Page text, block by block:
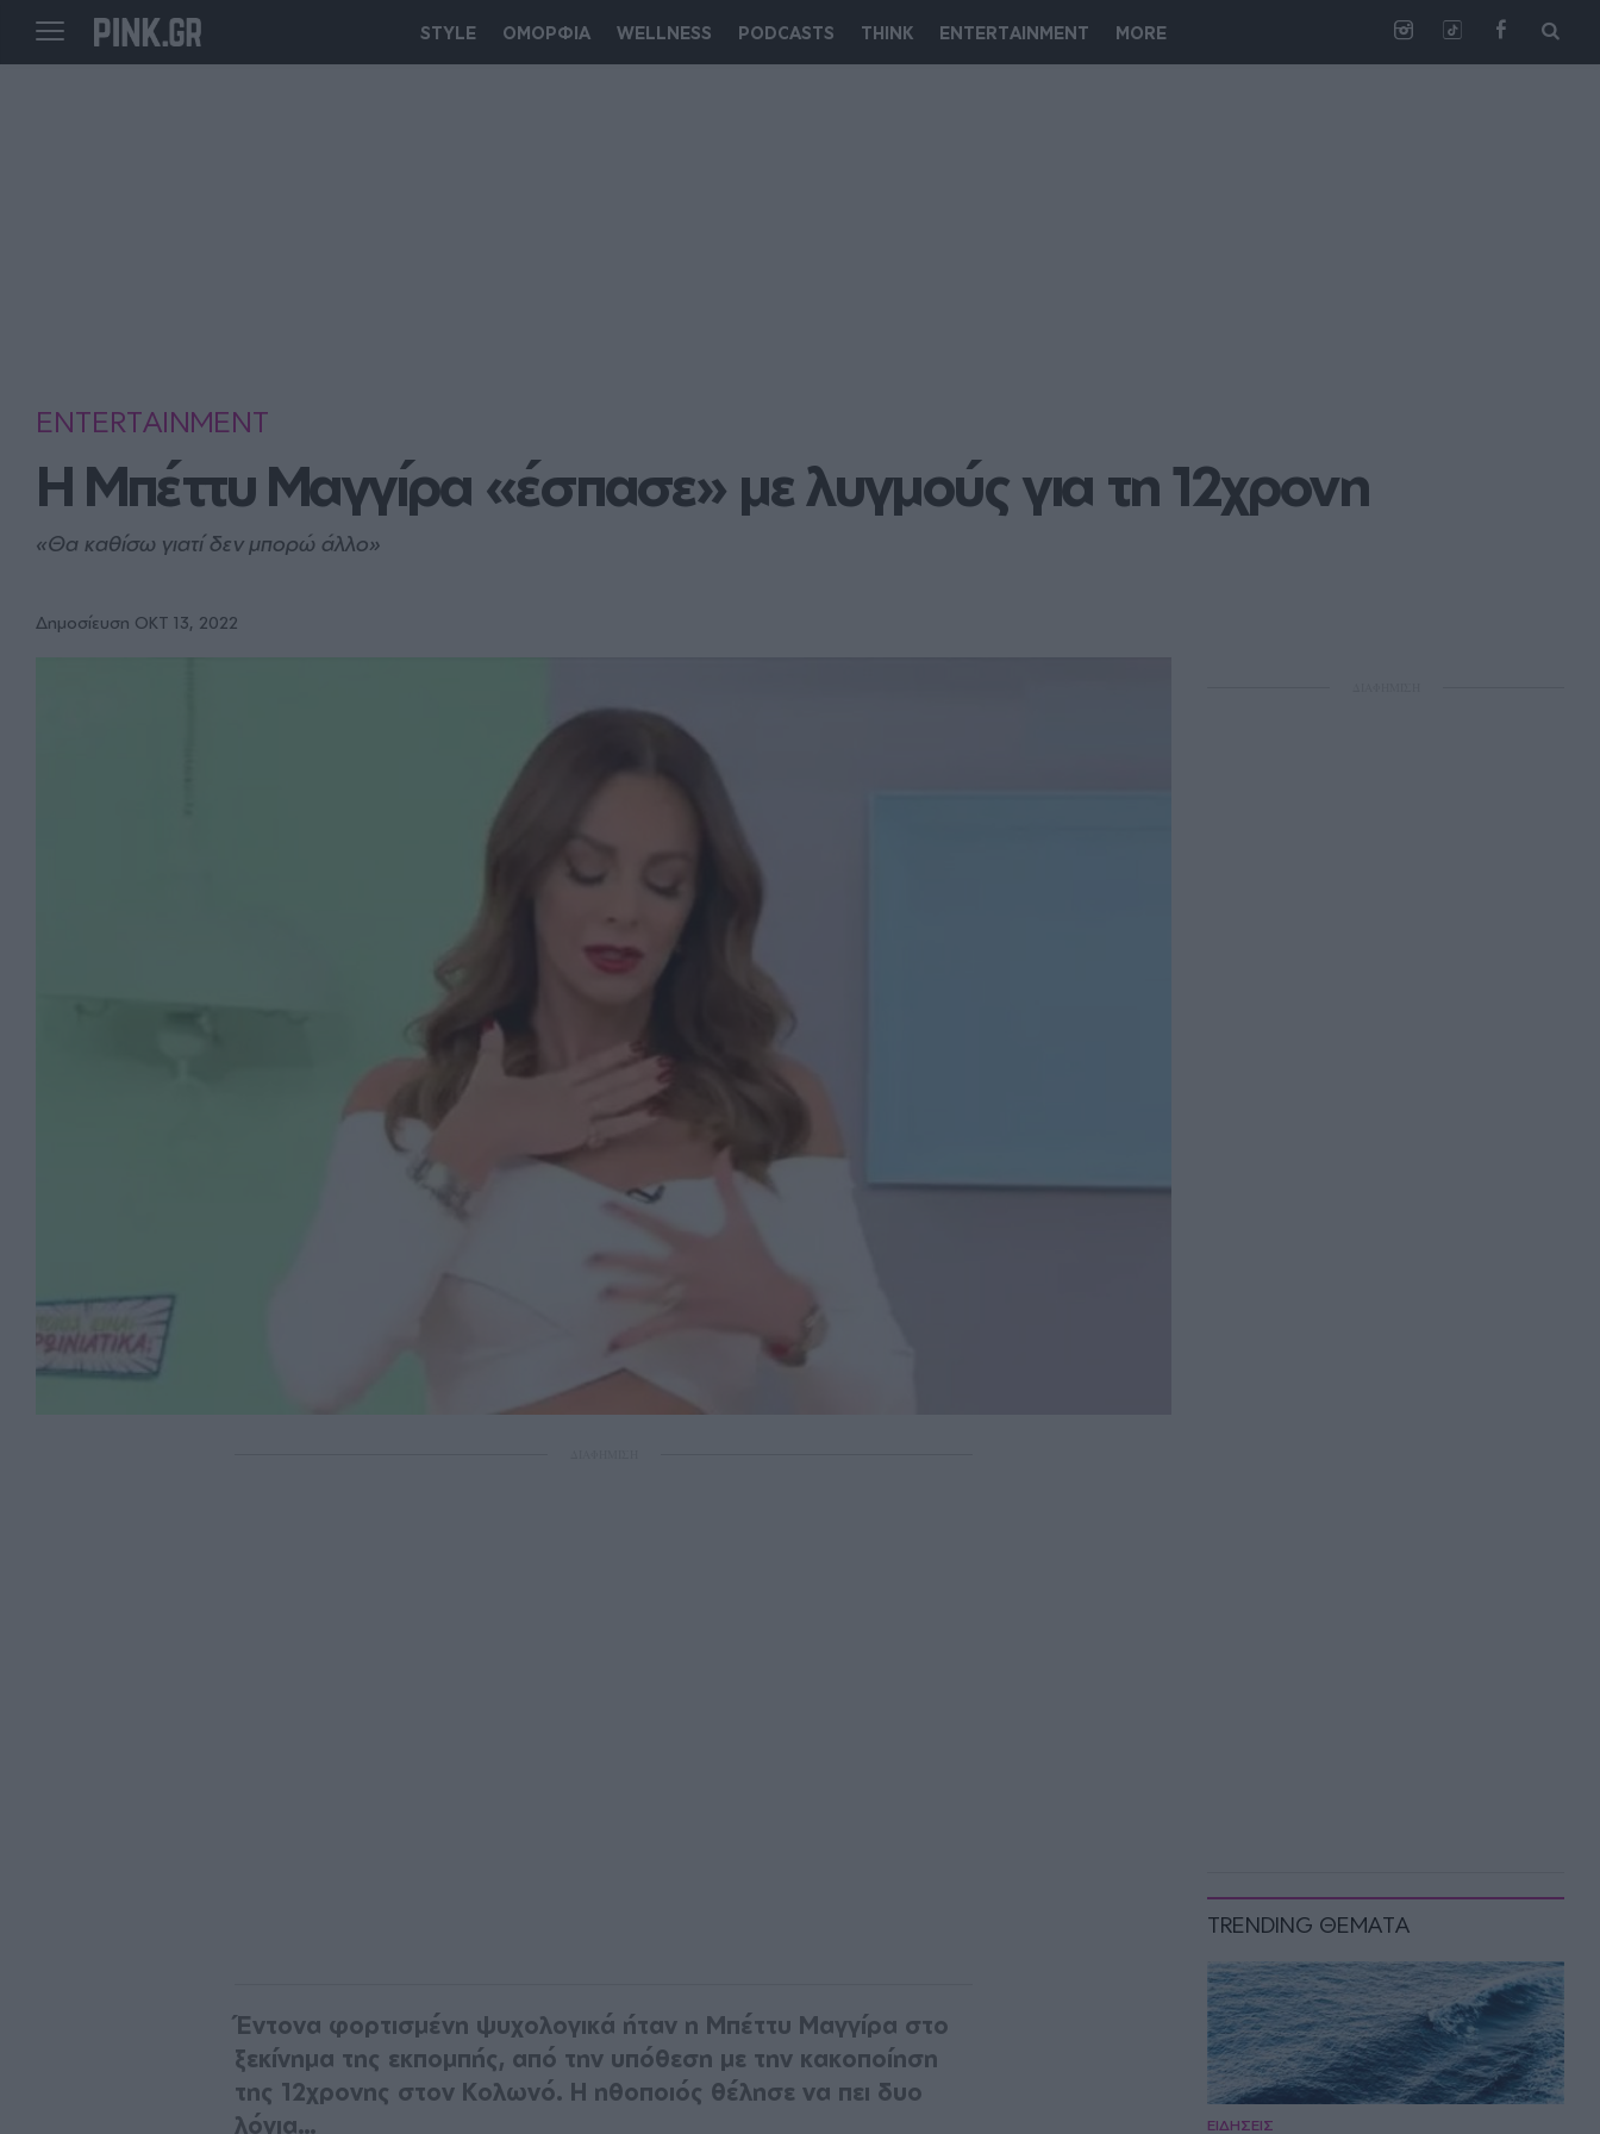
STYLE ΟΜΟΡΦΙΑ WELLNESS PODCASTS THINK ENTERTAINMENT MORE
ENTERTAINMENT
Η Μπέττυ Μαγγίρα «έσπασε» με λυγμούς για τη 12χρονη
«Θα καθίσω γιατί δεν μπορώ άλλο»
Δημοσίευση ΟΚΤ 13, 2022
TRENDING ΘΕΜΑΤΑ
ΕΙΔΗΣΕΙΣ
Έντονα φορτισμένη ψυχολογικά ήταν η Μπέττυ Μαγγίρα στο
ξεκίνημα της εκπομπής, από την υπόθεση με την κακοποίηση
της 12χρονης στον Κολωνό. Η ηθοποιός θέλησε να πει δυο
λόγια…